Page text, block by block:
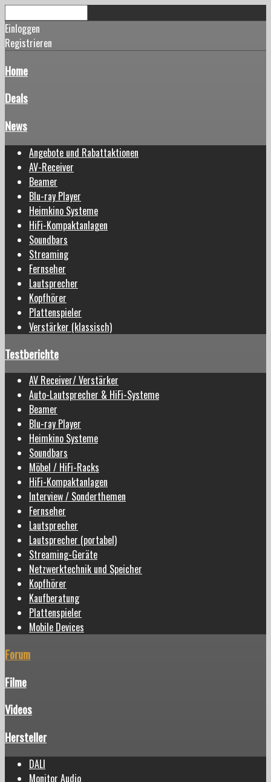
Einloggen
Registrieren
Home
Deals
News
Angebote und Rabattaktionen
AV-Receiver
Beamer
Blu-ray Player
Heimkino Systeme
HiFi-Kompaktanlagen
Soundbars
Streaming
Fernseher
Lautsprecher
Kopfhörer
Plattenspieler
Verstärker (klassisch)
Testberichte
AV Receiver/ Verstärker
Auto-Lautsprecher & HiFi-Systeme
Beamer
Blu-ray Player
Heimkino Systeme
Soundbars
Möbel / HiFi-Racks
HiFi-Kompaktanlagen
Interview / Sonderthemen
Fernseher
Lautsprecher
Lautsprecher (portabel)
Streaming-Geräte
Netzwerktechnik und Speicher
Kopfhörer
Kaufberatung
Plattenspieler
Mobile Devices
Forum
Filme
Videos
Hersteller
DALI
Monitor Audio